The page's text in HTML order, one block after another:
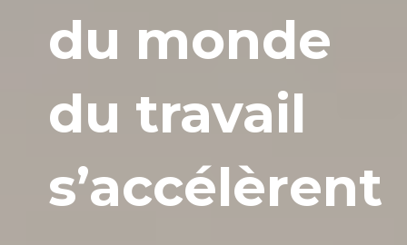
du monde
du travail
s’accélèrent